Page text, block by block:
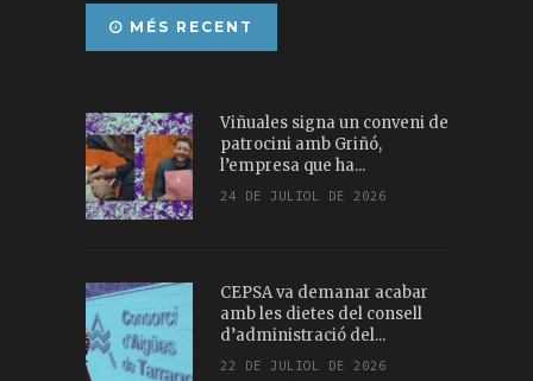
MÉS RECENT
Viñuales signa un conveni de
patrocini amb Griñó,
l’empresa que ha...
24 DE JULIOL DE 2026
CEPSA va demanar acabar
amb les dietes del consell
d’administració del...
22 DE JULIOL DE 2026